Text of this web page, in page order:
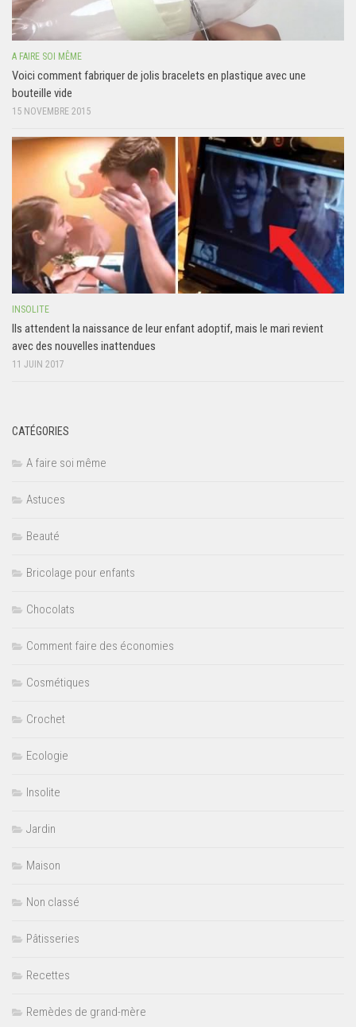
A FAIRE SOI MÊME
Voici comment fabriquer de jolis bracelets en plastique avec une
bouteille vide
15 NOVEMBRE 2015
INSOLITE
Ils attendent la naissance de leur enfant adoptif, mais le mari revient
avec des nouvelles inattendues
11 JUIN 2017
CATÉGORIES
A faire soi même
Astuces
Beauté
Bricolage pour enfants
Chocolats
Comment faire des économies
Cosmétiques
Crochet
Ecologie
Insolite
Jardin
Maison
Non classé
Pâtisseries
Recettes
Remèdes de grand-mère